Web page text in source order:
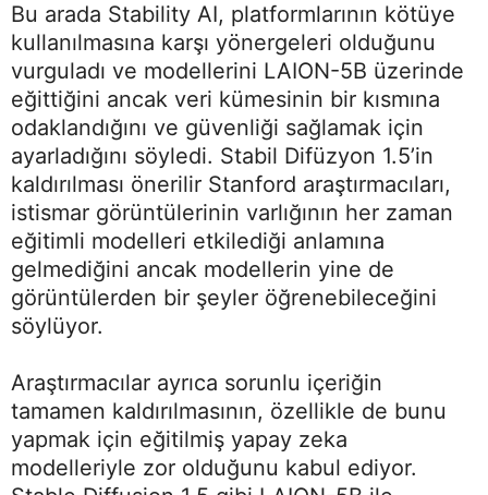
Bu arada Stability AI, platformlarının kötüye
kullanılmasına karşı yönergeleri olduğunu
vurguladı ve modellerini LAION-5B üzerinde
eğittiğini ancak veri kümesinin bir kısmına
odaklandığını ve güvenliği sağlamak için
ayarladığını söyledi. Stabil Difüzyon 1.5’in
kaldırılması önerilir Stanford araştırmacıları,
istismar görüntülerinin varlığının her zaman
eğitimli modelleri etkilediği anlamına
gelmediğini ancak modellerin yine de
görüntülerden bir şeyler öğrenebileceğini
söylüyor.
Araştırmacılar ayrıca sorunlu içeriğin
tamamen kaldırılmasının, özellikle de bunu
yapmak için eğitilmiş yapay zeka
modelleriyle zor olduğunu kabul ediyor.